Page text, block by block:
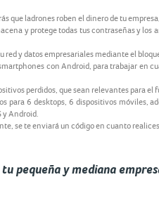
que ladrones roben el dinero de tu
y protege todas tus contraseñas y
y datos empresariales mediante el
con Android, para trabajar en
perdidos, que sean relevantes para
para 6 desktops, 6 dispositivos móviles,
y Android.
se te enviará un código en cuanto
pequeña y mediana